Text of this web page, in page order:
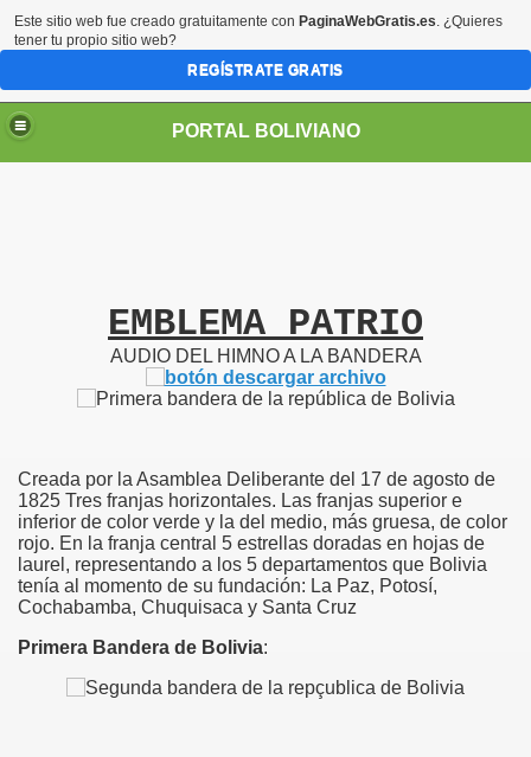
PORTAL BOLIVIANO
EMBLEMA PATRIO
AUDIO DEL HIMNO A LA BANDERA
Creada por la Asamblea Deliberante del 17 de agosto de
1825 Tres franjas horizontales. Las franjas superior e
inferior de color verde y la del medio, más gruesa, de color
rojo. En la franja central 5 estrellas doradas en hojas de
laurel, representando a los 5 departamentos que Bolivia
tenía al momento de su fundación: La Paz, Potosí,
Cochabamba, Chuquisaca y Santa Cruz
Primera Bandera de Bolivia:
Este sitio web fue creado gratuitamente con PaginaWebGratis.es. ¿Quieres
tener tu propio sitio web?
REGÍSTRATE GRATIS